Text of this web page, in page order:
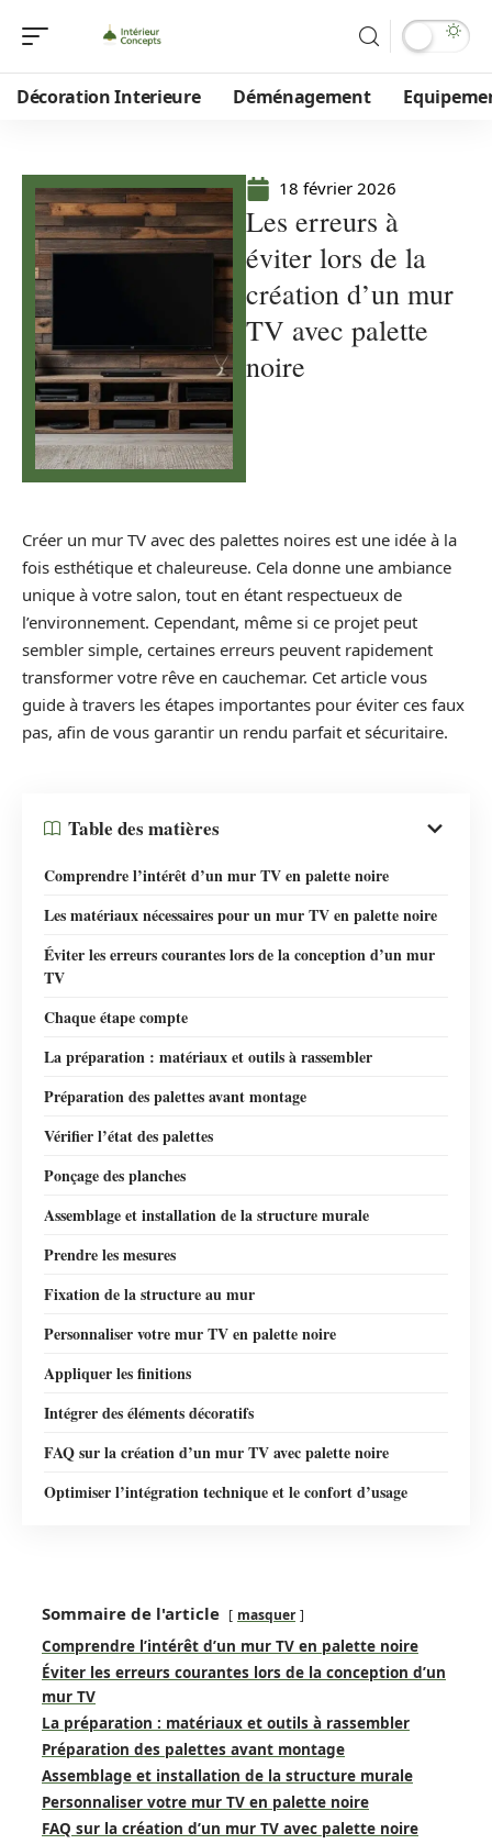
Décoration Interieure Déménagement
18 février 2026
Les erreurs à
éviter lors de la
création d’un mur
TV avec palette
noire
Créer un mur TV avec des palettes noires est une idée à la
fois esthétique et chaleureuse. Cela donne une ambiance
unique à votre salon, tout en étant respectueux de
l’environnement. Cependant, même si ce projet peut
sembler simple, certaines erreurs peuvent rapidement
transformer votre rêve en cauchemar. Cet article vous
guide à travers les étapes importantes pour éviter ces faux
pas, afin de vous garantir un rendu parfait et sécuritaire.
Table des matières
Comprendre l’intérêt d’un mur TV en palette noire
Les matériaux nécessaires pour un mur TV en palette noire
Éviter les erreurs courantes lors de la conception d’un mur
TV
Chaque étape compte
La préparation : matériaux et outils à rassembler
Préparation des palettes avant montage
Vérifier l’état des palettes
Ponçage des planches
Assemblage et installation de la structure murale
Prendre les mesures
Fixation de la structure au mur
Personnaliser votre mur TV en palette noire
Appliquer les finitions
Intégrer des éléments décoratifs
FAQ sur la création d’un mur TV avec palette noire
Optimiser l’intégration technique et le confort d’usage
Sommaire de l'article masquer
Comprendre l’intérêt d’un mur TV en palette noire
Éviter les erreurs courantes lors de la conception d’un
mur TV
La préparation : matériaux et outils à rassembler
Préparation des palettes avant montage
Assemblage et installation de la structure murale
Personnaliser votre mur TV en palette noire
FAQ sur la création d’un mur TV avec palette noire